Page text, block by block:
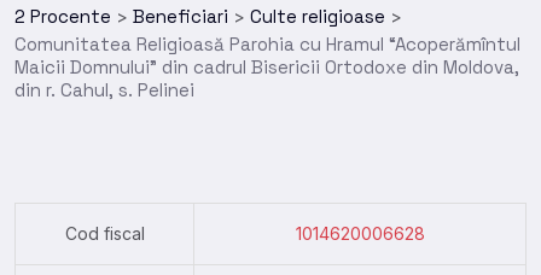
2 Procente > Beneficiari > Culte religioase >
Comunitatea Religioasă Parohia cu Hramul “Acoperămîntul
Maicii Domnului” din cadrul Bisericii Ortodoxe din Moldova,
din r. Cahul, s. Pelinei
Cod fiscal 1014620006628